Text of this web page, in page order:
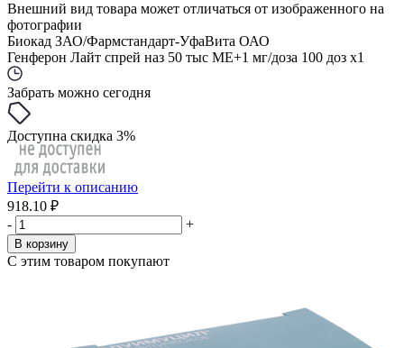
Внешний вид товара может отличаться от изображенного на
фотографии
Биокад ЗАО/Фармстандарт-УфаВита ОАО
Генферон Лайт спрей наз 50 тыс МЕ+1 мг/доза 100 доз x1
Забрать можно сегодня
Доступна скидка 3%
Перейти к описанию
918.10 ₽
-
+
В корзину
С этим товаром покупают